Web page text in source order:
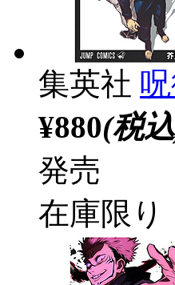
集英社
¥880(税
発売
在庫限り